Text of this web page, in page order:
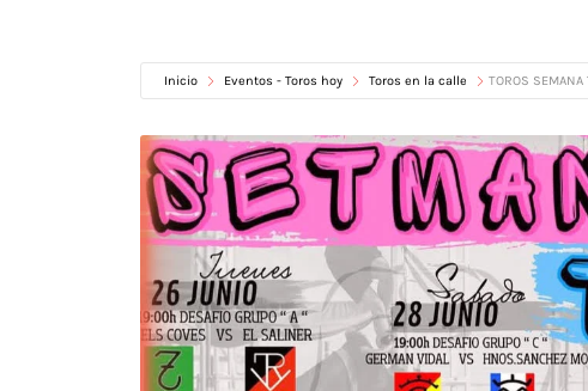
Inicio Eventos - Toros hoy Toros en la calle TOROS